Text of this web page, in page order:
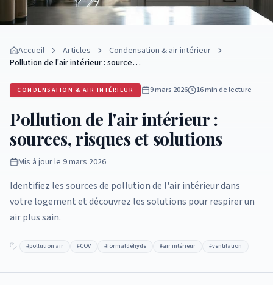
Accueil Articles
Condensation & air intérieur
Pollution de l'air intérieur : source…
CONDENSATION & AIR INTÉRIEUR 9 mars 2026 16 minde lecture
Pollution de l'air intérieur :
sources, risques et solutions
Mis à jour le 9 mars 2026
Identifiez les sources de pollution de l'air intérieur dans
votre logement et découvrez les solutions pour respirer un
air plus sain.
#pollution air #COV #formaldéhyde #air intérieur #ventilation